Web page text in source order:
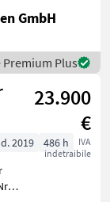
GmbH
Plus
23.900
€
IVA
indetraibile
2019
486 h